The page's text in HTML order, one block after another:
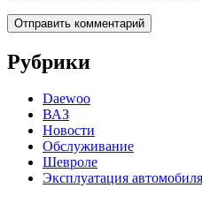
Рубрики
Daewoo
ВАЗ
Новости
Обслуживание
Шевроле
Эксплуатация автомобиля